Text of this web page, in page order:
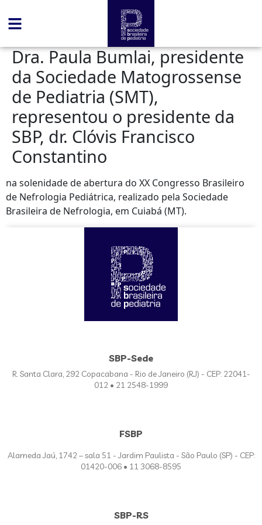
Dra. Paula Bumlai, presidente
da Sociedade Matogrossense
de Pediatria (SMT),
representou o presidente da
SBP, dr. Clóvis Francisco
Constantino
na solenidade de abertura do XX Congresso Brasileiro
de Nefrologia Pediátrica, realizado pela Sociedade
Brasileira de Nefrologia, em Cuiabá (MT).
SBP-Sede
R. Santa Clara, 292 Copacabana - Rio de Janeiro (RJ) - CEP: 22041-
012 • 21 2548-1999
FSBP
Alameda Jaú, 1742 – sala 51 - Jardim Paulista - São Paulo (SP) - CEP:
01420-006 • 11 3068-8595
SBP-RS